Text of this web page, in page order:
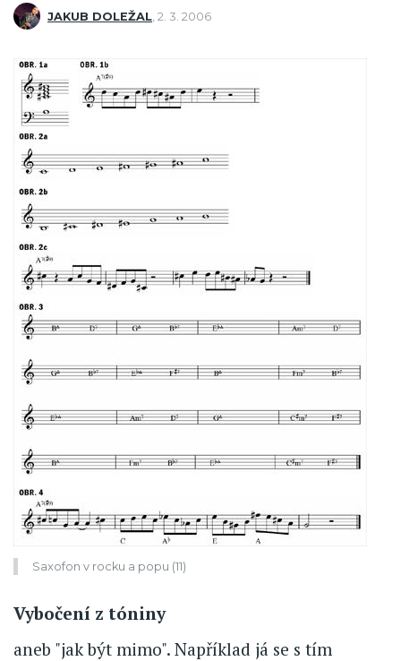
JAKUB DOLEŽAL 2. 3. 2006
Saxofon v rocku a popu (11)
Vybočení z tóniny
aneb "jak být mimo". Například já se s tím